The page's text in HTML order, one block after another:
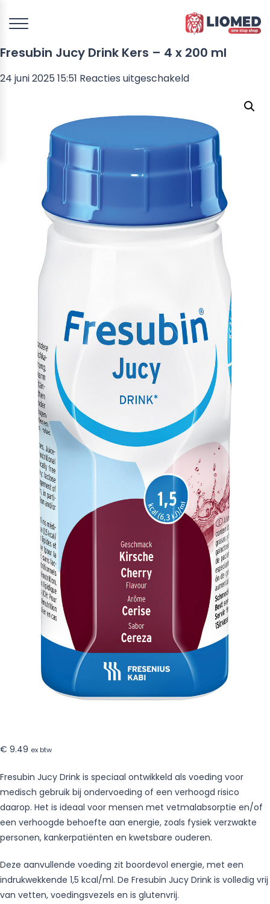
Fresubin Jucy Drink Kers – 4 x 200 ml
24 juni 2025 15:51 Reacties uitgeschakeldvoor
Drink
Kers
–
4
200
ml
€ 9.49 ex btw
Fresubin Jucy Drink is speciaal ontwikkeld als voeding voor
medisch gebruik bij ondervoeding of een verhoogd risico
daarop. Het is ideaal voor mensen met vetmalabsorptie en/of
een verhoogde behoefte aan energie, zoals fysiek verzwakte
personen, kankerpatiënten en kwetsbare ouderen.
Deze aanvullende voeding zit boordevol energie, met een
indrukwekkende 1,5 kcal/ml. De Fresubin Jucy Drink is volledig vrij
van vetten, voedingsvezels en is glutenvrij.